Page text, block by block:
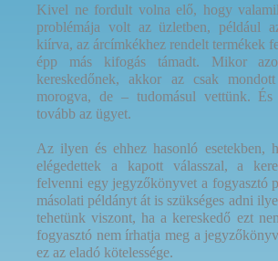
Kivel ne fordult volna elő, hogy
problémája volt az üzletben, például
kiírva, az árcímkékhez rendelt termékek
épp más kifogás támadt. Mikor
kereskedőnek, akkor az csak
morogva, de – tudomásul vettünk.
tovább az ügyet.
Az ilyen és ehhez hasonló esetekben,
elégedettek a kapott válasszal, a
felvenni egy jegyzőkönyvet a fogyasztó
másolati példányt át is szükséges adni
tehetünk viszont, ha a kereskedő ezt
fogyasztó nem írhatja meg a
ez az eladó kötelessége.